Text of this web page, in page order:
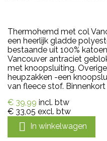
Thermohemd met col
een heerlijk gladde
bestaande uit 100%
Vancouver antraciet
met knoopsluiting.
heupzakken -een
van fleece stof.
€ 39,99 incl. btw
€ 33,05 excl. btw
 In winkelwagen